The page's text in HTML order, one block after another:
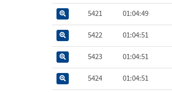
5421 01:04:49
5422 01:04:51
5423 01:04:51
5424 01:04:51